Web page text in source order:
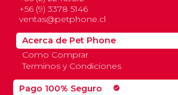
Pago 100% Seguro check_circle
+56 (9) 3378 5146
ventas@petphone.cl
Acerca de Pet Phone
Como Comprar
Terminos y Condiciones